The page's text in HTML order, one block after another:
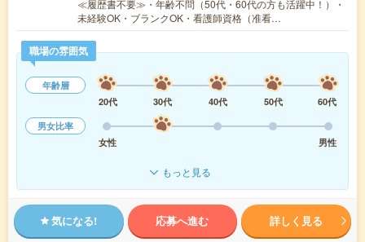
≪履歴書不要≫・年齢不問（50代・60代の方も活躍中！）・
未経験OK・ブランクOK・看護師資格（准看…
職場の雰囲気
年齢層
20代
30代 40代 50代
60代
男女比率
女性
男性
もっと見る
気になる! 応募へ進む 詳しく見る